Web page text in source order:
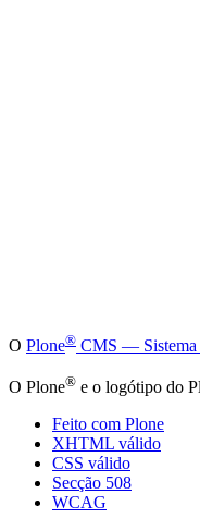
O Plone® CMS — Sistema
O Plone® e o logótipo do
Feito com Plone
XHTML válido
CSS válido
Secção 508
WCAG